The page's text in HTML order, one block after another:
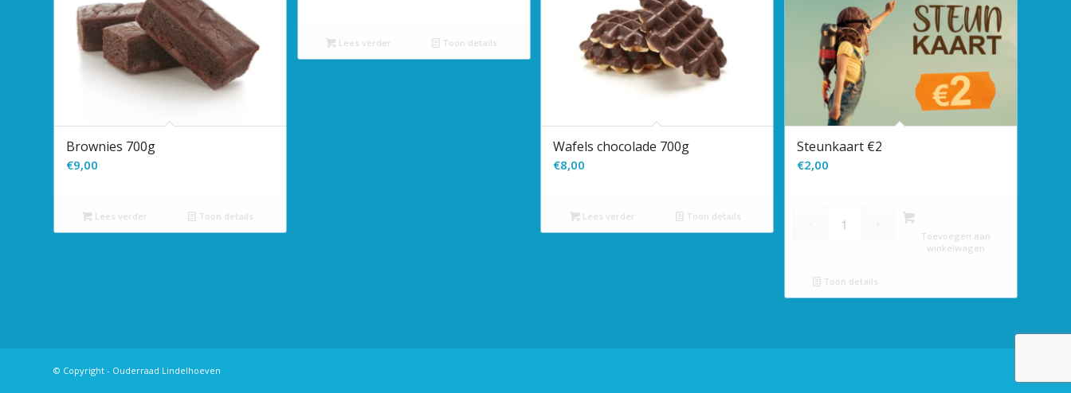
Brownies 700g
€9,00
Lees verder Toon details
Lees verder Toon details
Wafels chocolade 700g
€8,00
Lees verder Toon details
Steunkaart €2
€2,00
Toevoegen aan
winkelwagen
Toon details
© Copyright - Ouderraad Lindelhoeven